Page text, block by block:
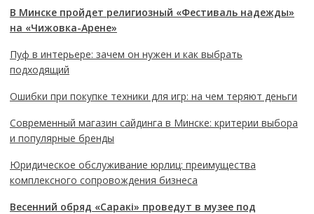
В Минске пройдет религиозный «Фестиваль надежды»
на «Чижовка-Арене»
Пуф в интерьере: зачем он нужен и как выбрать
подходящий
Ошибки при покупке техники для игр: на чем теряют деньги
Современный магазин сайдинга в Минске: критерии выбора
и популярные бренды
Юридическое обслуживание юрлиц: преимущества
комплексного сопровождения бизнеса
Весенний обряд «Саракі» проведут в музее под